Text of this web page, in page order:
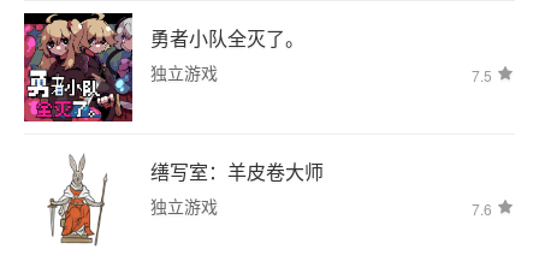
勇者小队全灭了。
独立游戏 7.5
缮写室：羊皮卷大师
独立游戏 7.6